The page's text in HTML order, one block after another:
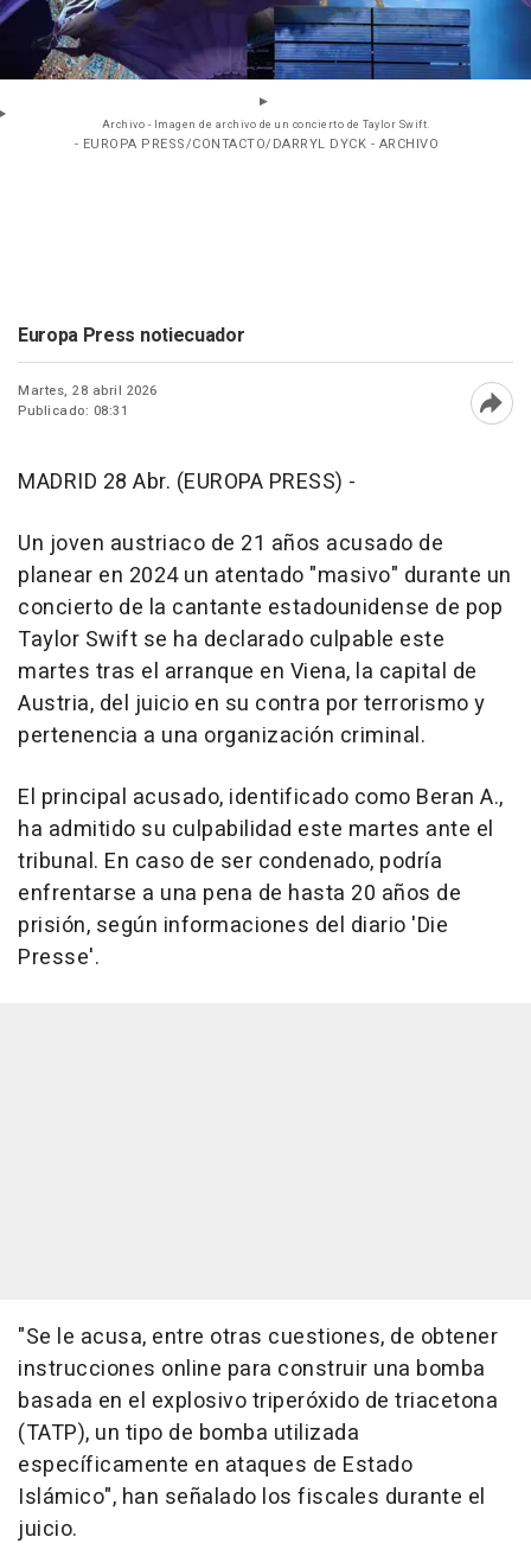
Archivo - Imagen de archivo de un concierto de Taylor Swift.
- EUROPA PRESS/CONTACTO/DARRYL DYCK - ARCHIVO
Europa Press notiecuador
Martes, 28 abril 2026
Publicado: 08:31
MADRID 28 Abr. (EUROPA PRESS) -
Un joven austriaco de 21 años acusado de
planear en 2024 un atentado "masivo" durante un
concierto de la cantante estadounidense de pop
Taylor Swift se ha declarado culpable este
martes tras el arranque en Viena, la capital de
Austria, del juicio en su contra por terrorismo y
pertenencia a una organización criminal.
El principal acusado, identificado como Beran A.,
ha admitido su culpabilidad este martes ante el
tribunal. En caso de ser condenado, podría
enfrentarse a una pena de hasta 20 años de
prisión, según informaciones del diario 'Die
Presse'.
"Se le acusa, entre otras cuestiones, de obtener
instrucciones online para construir una bomba
basada en el explosivo triperóxido de triacetona
(TATP), un tipo de bomba utilizada
específicamente en ataques de Estado
Islámico", han señalado los fiscales durante el
juicio.